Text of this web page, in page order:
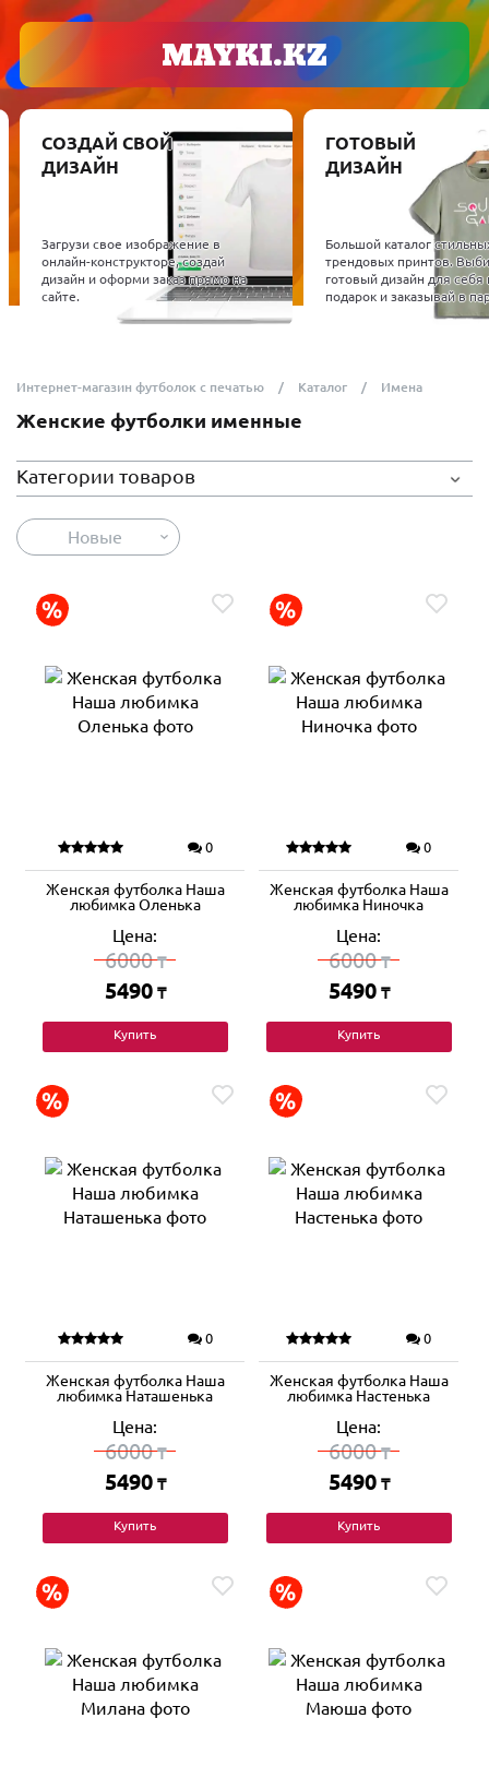
СОЗДАЙ СВОЙ
ДИЗАЙН
Загрузи свое изображение в
онлайн-конструкторе, создай
дизайн и оформи заказ прямо на
сайте.
ГОТОВЫЙ
ДИЗАЙН
Большой каталог
трендовых принтов.
готовый дизайн для себя
подарок и заказывай в
Интернет-магазин футболок с печатью Каталог Имена
Женские футболки именные
Категории товаров
Новые
0
Женская футболка Наша
любимка Оленька
Цена:
6000₸
5490 ₸
Купить
0
Женская футболка Наша
любимка Ниночка
Цена:
6000₸
5490 ₸
Купить
0
Женская футболка Наша
любимка Наташенька
Цена:
6000₸
5490 ₸
Купить
0
Женская футболка Наша
любимка Настенька
Цена:
6000₸
5490 ₸
Купить